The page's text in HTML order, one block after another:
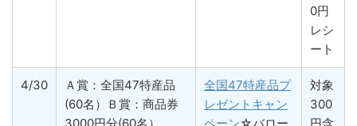
0円
レシ
ート
4/30
Ａ賞：全国47特産品
(60名）Ｂ賞：商品券
全国47特産品プ
レゼントキャン
対象
300